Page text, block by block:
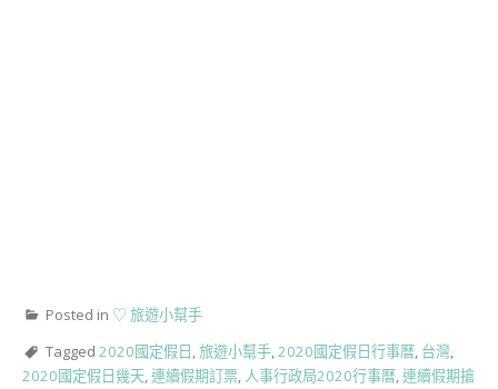
Posted in ♡ 旅遊小幫手
Tagged 2020國定假日,旅遊小幫手,2020國定假日行事曆, 台灣,
2020國定假日幾天,連續假期訂票, 人事行政局2020行事曆,連續假期搶